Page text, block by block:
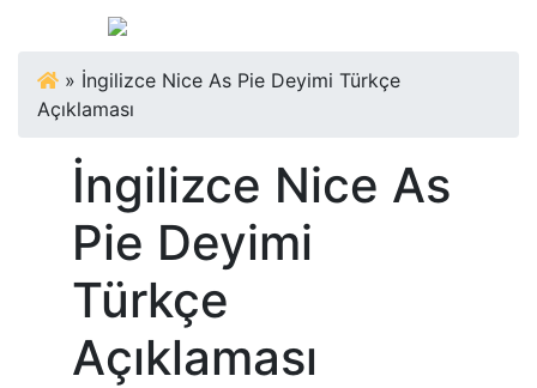
» İngilizce Nice As Pie Deyimi Türkçe
Açıklaması
İngilizce Nice As
Pie Deyimi
Türkçe
Açıklaması